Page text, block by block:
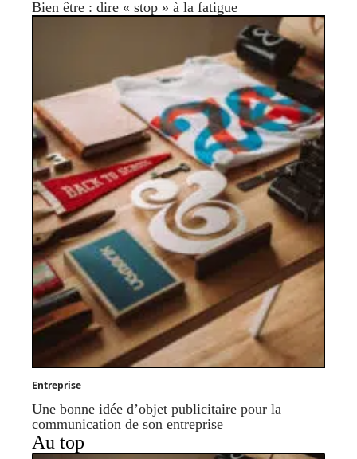
Bien être : dire « stop » à la fatigue
Entreprise
Une bonne idée d’objet publicitaire pour la
communication de son entreprise
Au top